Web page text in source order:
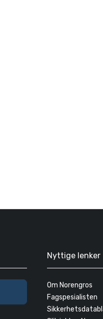
Nyttige lenker
Om Norengros
Fagspesialisten